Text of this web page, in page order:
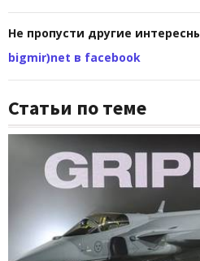
Не пропусти другие
bigmir)net в facebook
Статьи по теме